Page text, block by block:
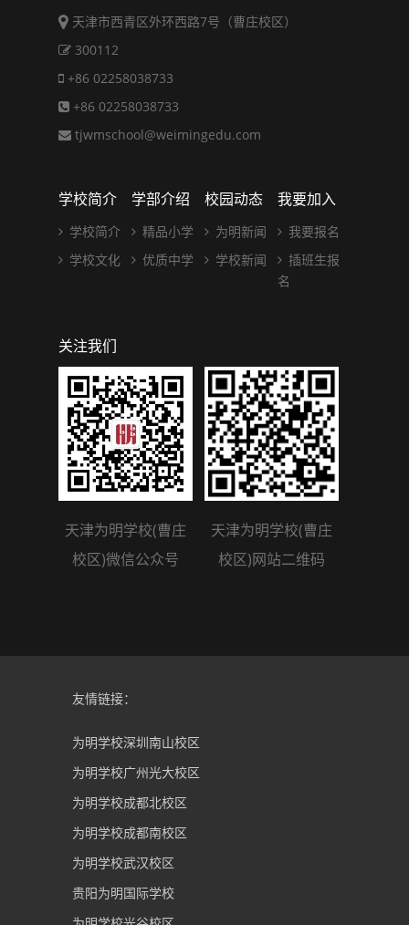
天津市西青区外环西路7号（曹庄校区）
300112
+86 02258038733
+86 02258038733
tjwmschool@weimingedu.com
学校简介
学校简介
学校文化
学部介绍
精品小学
优质中学
校园动态
为明新闻
学校新闻
我要加入
我要报名
插班生报
名
关注我们
天津为明学校(曹庄
校区)微信公众号
天津为明学校(曹庄
校区)网站二维码
友情链接：
为明学校深圳南山校区
为明学校广州光大校区
为明学校成都北校区
为明学校成都南校区
为明学校武汉校区
贵阳为明国际学校